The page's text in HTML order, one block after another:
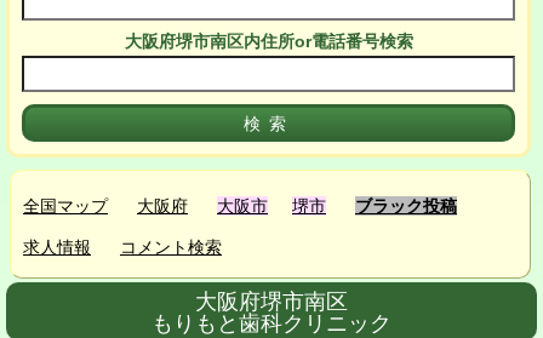
大阪府堺市南区内住所or電話番号検索
全国マップ 大阪府 大阪市 堺市 ブラック投稿
求人情報 コメント検索
大阪府堺市南区
もりもと歯科クリニック